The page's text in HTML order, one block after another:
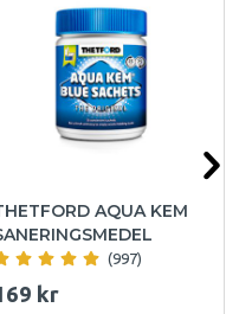
AQUA KEM
(997)
kr